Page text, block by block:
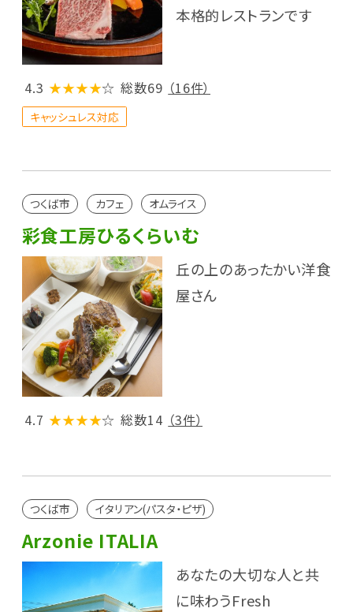
本格的レストランです
4.3 ★★★★☆ 総数69 （16件）
キャッシュレス対応
つくば市 カフェ オムライス
彩食工房ひるくらいむ
丘の上のあったかい洋食
屋さん
4.7 ★★★★☆ 総数14 （3件）
つくば市 イタリアン(パスタ・ピザ)
Arzonie ITALIA
あなたの大切な人と共
に味わうFresh